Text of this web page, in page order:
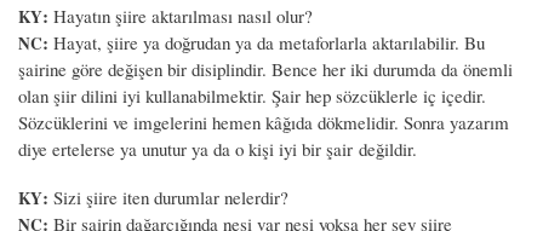
KY: Hayatın şiire aktarılması nasıl olur?
NC: Hayat, şiire ya doğrudan ya da metaforlarla aktarılabilir. Bu
şairine göre değişen bir disiplindir. Bence her iki durumda da önemli
olan şiir dilini iyi kullanabilmektir. Şair hep sözcüklerle iç içedir.
Sözcüklerini ve imgelerini hemen kâğıda dökmelidir. Sonra yazarım
diye ertelerse ya unutur ya da o kişi iyi bir şair değildir.
KY: Sizi şiire iten durumlar nelerdir?
NC: Bir şairin dağarcığında nesi var nesi yoksa her şey şiire